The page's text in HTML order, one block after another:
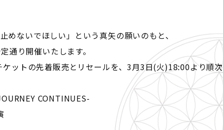
めないでほしい」という真矢の願いのもと、
通り開催いたします。
ットの先着販売とリセールを、3月3日(火)18:00より順
CONTINUES-